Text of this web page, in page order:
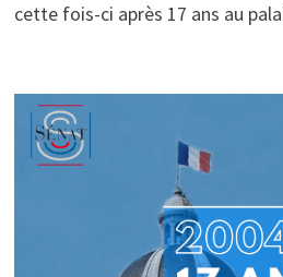
cette fois-ci après 17 ans au